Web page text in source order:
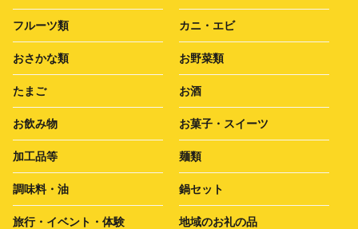
フルーツ類 カニ・エビ
おさかな類 お野菜類
たまご お酒
お飲み物 お菓子・スイーツ
加工品等 麺類
調味料・油 鍋セット
旅行・イベント・体験 地域のお礼の品